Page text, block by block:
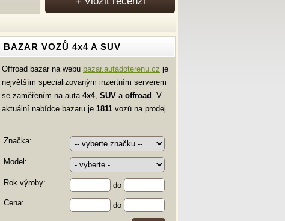
BAZAR VOZŮ 4x4 A SUV
Offroad bazar na webu bazar.autadoterenu.cz je
největším specializovaným inzertním serverem
se zaměřením na auta 4x4, SUV a offroad . V
aktuální nabídce bazaru je 1811 vozů na prodej.
Značka:
Model:
Rok výroby:
do
Cena:
do